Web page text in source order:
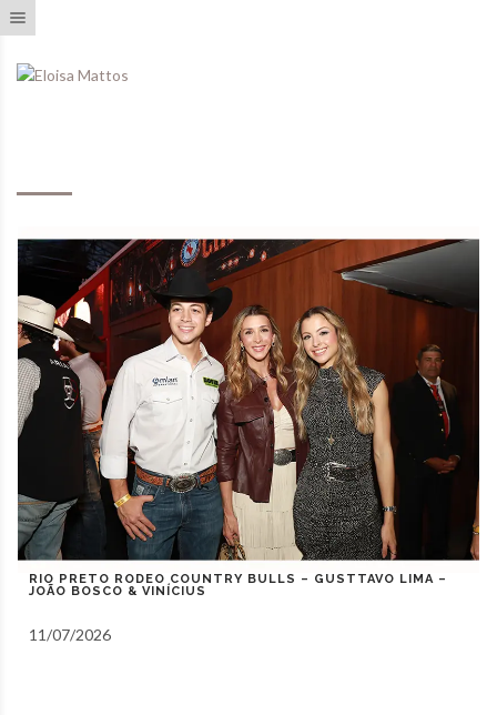
RIO PRETO COUNTRY BULLS – ZEZÉ DI CAMARGO,
GUSTAVO MIOTO E NATANZINHO LIMA
10/07/2026